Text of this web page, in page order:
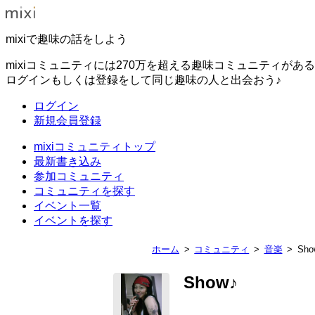
mixiで趣味の話をしよう
mixiコミュニティには270万を超える趣味コミュニティがある
ログインもしくは登録をして同じ趣味の人と出会おう♪
ログイン
新規会員登録
mixiコミュニティトップ
最新書き込み
参加コミュニティ
コミュニティを探す
イベント一覧
イベントを探す
ホーム コミュニティ 音楽
Show♪